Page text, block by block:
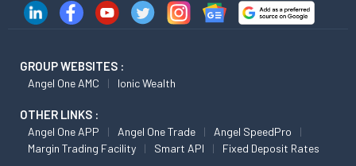
GROUP WEBSITES :
Angel One AMC Ionic Wealth
OTHER LINKS :
Angel One APP Angel One Trade
Angel SpeedPro
Margin Trading Facility
Smart API Fixed Deposit Rates